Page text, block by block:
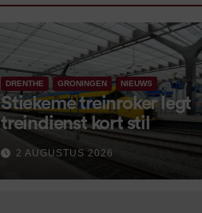
DRENTHE GRONINGEN NIEUWS
Stiekeme treinroker legt
treindienst kort stil
2 AUGUSTUS 2026